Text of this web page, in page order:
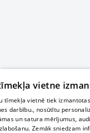
vietne
tīmekļa vietnē tiek
darbību., nosūtītu
un satura mērījumus,
Zemāk sniedzam